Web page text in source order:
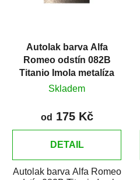
Autolak barva Alfa
Romeo odstín 082B
Titanio Imola metalíza
Skladem
od 175 Kč
DETAIL
Autolak barva Alfa Romeo